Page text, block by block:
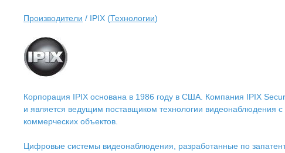
Производители / IPIX (Технологии)
Корпорация IPIX основана в 1986 году в США. Компания IPIX
и является ведущим поставщиком технологии видеонаблюдения
коммерческих объектов.
Цифровые системы видеонаблюдения, разработанные по